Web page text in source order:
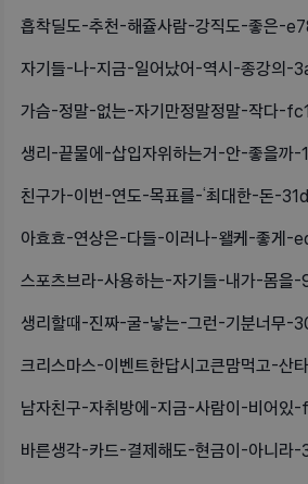
흡착딜도-추천-해쥴사람-강직도-좋은-
자기들-나-지금-일어났어-역시-종강의-
가슴-정말-없는-자기만정말정말-작다-
생리-끝물에-삽입자위하는거-안-좋을까
친구가-이번-연도-목표를-‘최대한-돈-
아효효-연상은-다들-이러나-왤케-좋게-
스포츠브라-사용하는-자기들-내가-몸을
생리할때-진짜-굴-낳는-그런-기분너무
크리스마스-이벤트한답시고큰맘먹고-
남자친구-자취방에-지금-사람이-비어있
바른생각-카드-결제해도-현금이-아니라